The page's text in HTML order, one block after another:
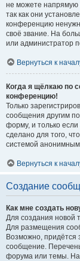
не можете напрямую
так как они
конференцию
своё звание. На
или администратор
Вернуться к
Когда я щёлкаю по
конференцию!
Только
сообщения другим
форму, и только
сделано для того,
системой
Вернуться к
Создание
Как мне создать
Для создания новой
Для размещения
Возможно, придётся
сообщение.
форума или темы.